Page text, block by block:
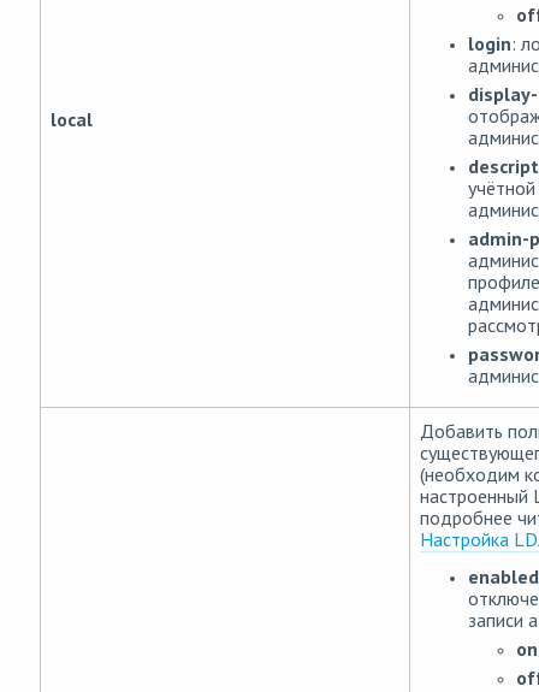
local
login:
admin-
Добавить
(необходим
настроенный
подробнее
Настройка
enabled
записи
on